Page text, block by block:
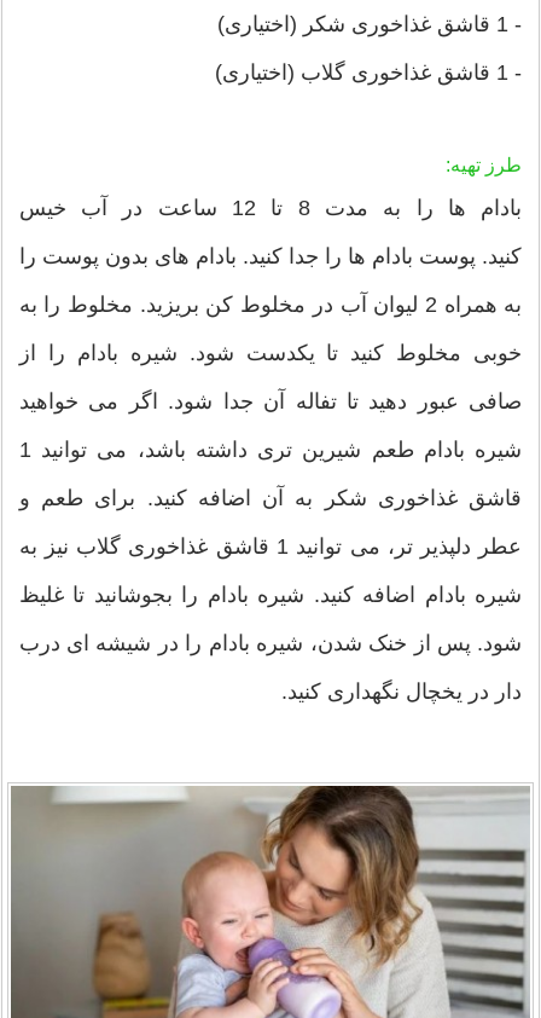
- 1 قاشق غذاخوری شکر (اختیاری)
- 1 قاشق غذاخوری گلاب (اختیاری)
طرز تهیه:
بادام ها را به مدت 8 تا 12 ساعت در آب خیس
کنید. پوست بادام ها را جدا کنید. بادام های بدون پوست را
به همراه 2 لیوان آب در مخلوط کن بریزید. مخلوط را به
خوبی مخلوط کنید تا یکدست شود. شیره بادام را از
صافی عبور دهید تا تفاله آن جدا شود. اگر می خواهید
شیره بادام طعم شیرین تری داشته باشد، می توانید 1
قاشق غذاخوری شکر به آن اضافه کنید. برای طعم و
عطر دلپذیر تر، می توانید 1 قاشق غذاخوری گلاب نیز به
شیره بادام اضافه کنید. شیره بادام را بجوشانید تا غلیظ
شود. پس از خنک شدن، شیره بادام را در شیشه ای درب
دار در یخچال نگهداری کنید.